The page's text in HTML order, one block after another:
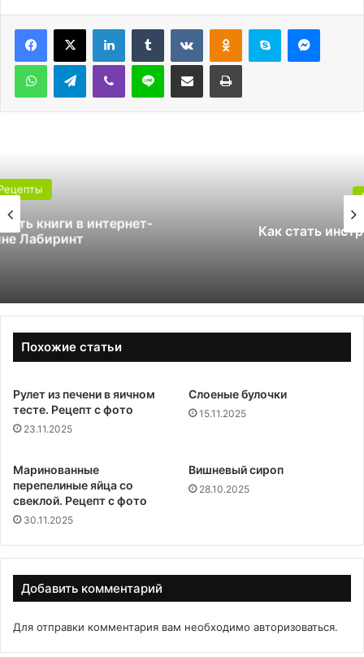
LinkedInTumblr ВконтактеОдноклассники
Skype
WhatsAppTelegramViber Line Поделиться через электронную почту Печатать
Как стать инструктором по сноуборду
Похожие статьи
Рулет из печени в яичном
тесте. Рецепт с фото
23.11.2025
Слоеные булочки
15.11.2025
Маринованные
перепелиные яйца со
свеклой. Рецепт с фото
30.11.2025
Вишневый сироп
28.10.2025
Добавить комментарий
Для отправки комментария вам необходимо авторизоваться.